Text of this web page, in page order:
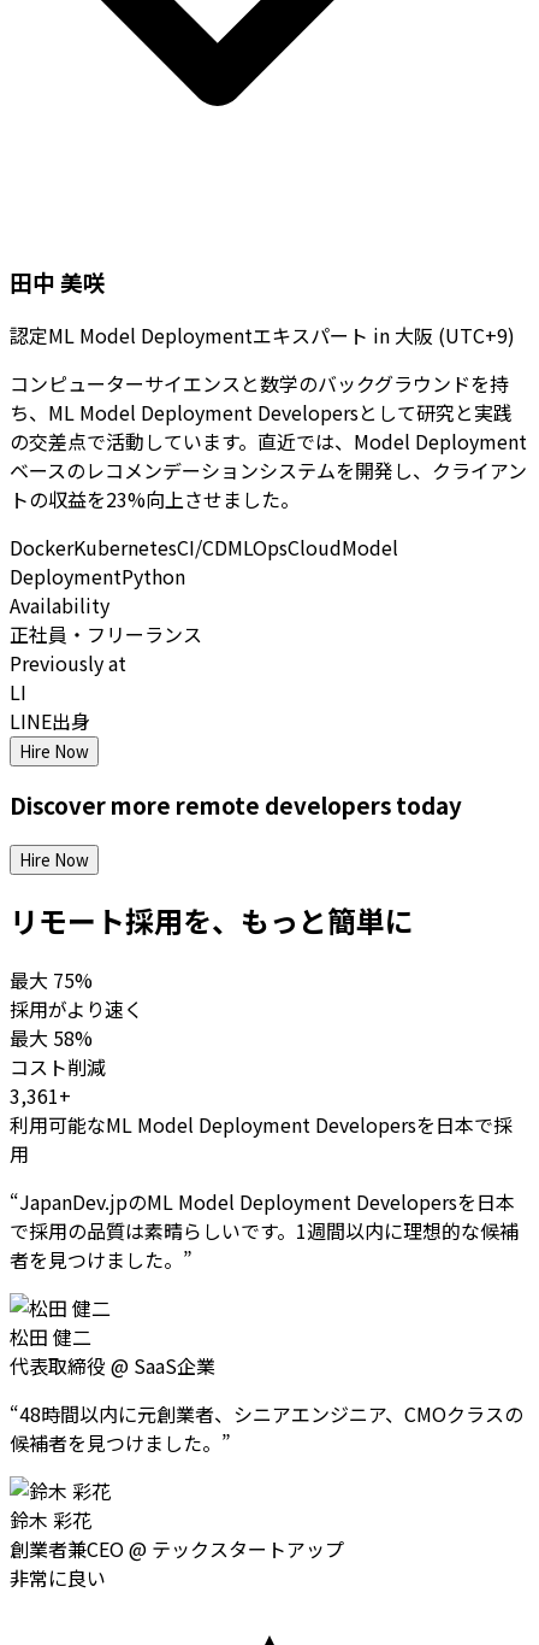
田中 美咲
認定ML Model Deploymentエキスパート in 大阪 (UTC+9)
コンピューターサイエンスと数学のバックグラウンドを持
ち、ML Model Deployment Developersとして研究と実践
の交差点で活動しています。直近では、Model Deployment
ベースのレコメンデーションシステムを開発し、クライアン
トの収益を23%向上させました。
DockerKubernetesCI/CDMLOpsCloudModel
DeploymentPython
Availability
正社員・フリーランス
Previously at
LI
LINE出身
Hire Now
Discover more remote developerstoday
Hire Now
リモート採用を、もっと簡単に
最大 75%
採用がより速く
最大 58%
コスト削減
3,361+
利用可能なML Model Deployment Developersを日本で採
用
“JapanDev.jpのML Model Deployment Developersを日本
で採用の品質は素晴らしいです。1週間以内に理想的な候補
者を見つけました。 ”
松田 健二
代表取締役 @ SaaS企業
“48時間以内に元創業者、シニアエンジニア、CMOクラスの
候補者を見つけました。 ”
鈴木 彩花
創業者兼CEO@ テックスタートアップ
非常に良い